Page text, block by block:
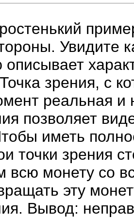
Увидите
описывает
зрения, с
реальная и
позволяет
иметь
точки зрения
всю монету со
эту
Вывод: